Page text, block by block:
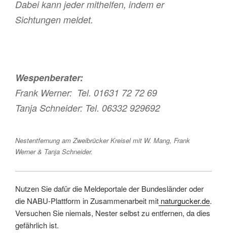
Dabei kann jeder mithelfen, indem er
Sichtungen meldet.
Wespenberater:
Frank Werner: Tel. 01631 72 72 69
Tanja Schneider: Tel. 06332 929692
Nestentfernung am Zweibrücker Kreisel mit W. Mang, Frank
Werner & Tanja Schneider.
Nutzen Sie dafür die Meldeportale der Bundesländer oder
die NABU-Plattform in Zusammenarbeit mit naturgucker.de.
Versuchen Sie niemals, Nester selbst zu entfernen, da dies
gefährlich ist.